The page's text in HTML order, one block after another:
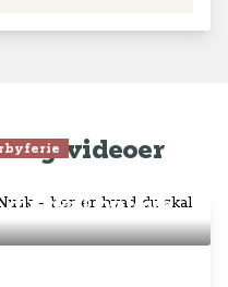
og videoer
skal opleve